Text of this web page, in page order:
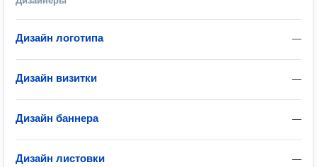
—
Дизайн логотипа
—
Дизайн визитки
—
Дизайн баннера
—
Дизайн листовки